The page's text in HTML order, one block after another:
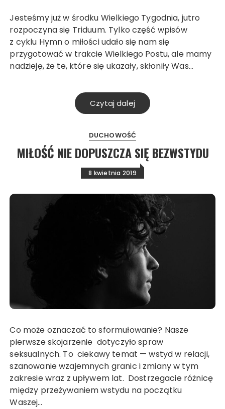
Jesteśmy już w środku Wielkiego Tygodnia, jutro
rozpoczyna się Triduum. Tylko część wpisów
z cyklu Hymn o miłości udało się nam się
przygotować w trakcie Wielkiego Postu, ale mamy
nadzieję, że te, które się ukazały, skłoniły Was…
Czytaj dalej
DUCHOWOŚĆ
MIŁOŚĆ NIE DOPUSZCZA SIĘ BEZWSTYDU
8 kwietnia 2019
Co może oznaczać to sformułowanie? Nasze
pierwsze skojarzenie dotyczyło spraw
seksualnych. To ciekawy temat — wstyd w relacji,
szanowanie wzajemnych granic i zmiany w tym
zakresie wraz z upływem lat. Dostrzegacie różnicę
między przeżywaniem wstydu na początku
Waszej…